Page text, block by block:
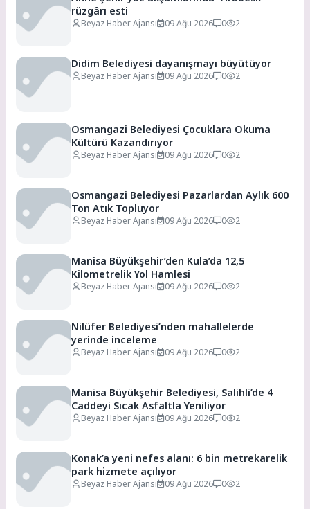
rüzgârı esti
Beyaz Haber Ajansı 09 Ağu 2026 0 2
Didim Belediyesi dayanışmayı büyütüyor
Beyaz Haber Ajansı 09 Ağu 2026 0 2
Osmangazi Belediyesi Çocuklara Okuma
Kültürü Kazandırıyor
Beyaz Haber Ajansı 09 Ağu 2026 0 2
Osmangazi Belediyesi Pazarlardan Aylık 600
Ton Atık Topluyor
Beyaz Haber Ajansı 09 Ağu 2026 0 2
Manisa Büyükşehir’den Kula’da 12,5
Kilometrelik Yol Hamlesi
Beyaz Haber Ajansı 09 Ağu 2026 0 2
Nilüfer Belediyesi’nden mahallelerde
yerinde inceleme
Beyaz Haber Ajansı 09 Ağu 2026 0 2
Manisa Büyükşehir Belediyesi, Salihli’de 4
Caddeyi Sıcak Asfaltla Yeniliyor
Beyaz Haber Ajansı 09 Ağu 2026 0 2
Konak’a yeni nefes alanı: 6 bin metrekarelik
park hizmete açılıyor
Beyaz Haber Ajansı 09 Ağu 2026 0 2